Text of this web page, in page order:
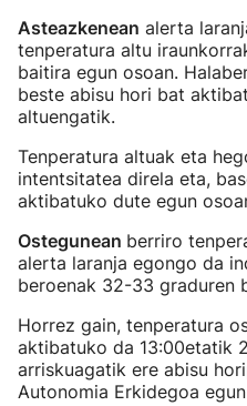
Asteazkenean alerta
tenperatura altu
baitira egun osoan.
beste abisu hori bat
altuengatik.
Tenperatura altuak eta
intentsitatea direla eta,
aktibatuko dute egun
Ostegunean berriro
alerta laranja egongo da
beroenak 32-33 graduren
Horrez gain, tenperatura
aktibatuko da 13:00etatik
arriskuagatik ere abisu
Autonomia Erkidegoa